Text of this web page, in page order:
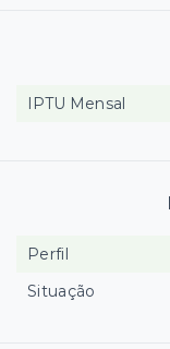
IPTU Mensal
Perfil
Situação